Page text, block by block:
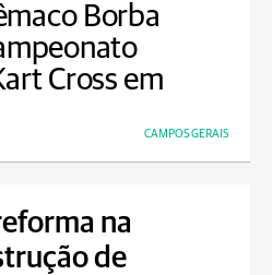
Borba
Cross em
CAMPOS GERAIS
na
de